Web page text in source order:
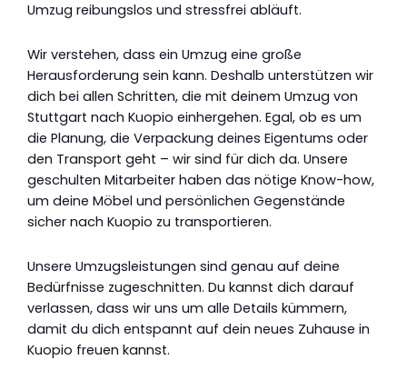
Umzug reibungslos und stressfrei abläuft.
Wir verstehen, dass ein Umzug eine große
Herausforderung sein kann. Deshalb unterstützen wir
dich bei allen Schritten, die mit deinem Umzug von
Stuttgart nach Kuopio einhergehen. Egal, ob es um
die Planung, die Verpackung deines Eigentums oder
den Transport geht – wir sind für dich da. Unsere
geschulten Mitarbeiter haben das nötige Know-how,
um deine Möbel und persönlichen Gegenstände
sicher nach Kuopio zu transportieren.
Unsere Umzugsleistungen sind genau auf deine
Bedürfnisse zugeschnitten. Du kannst dich darauf
verlassen, dass wir uns um alle Details kümmern,
damit du dich entspannt auf dein neues Zuhause in
Kuopio freuen kannst.